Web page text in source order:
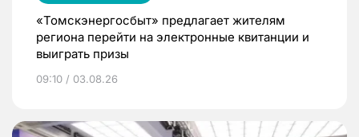
«Томскэнергосбыт» предлагает жителям
региона перейти на электронные квитанции и
выиграть призы
09:10 / 03.08.26